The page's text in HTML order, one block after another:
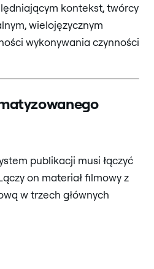
kontekst, twórcy
wielojęzycznym
wykonywania czynności
publikacji musi łączyć
on materiał filmowy z
w trzech głównych